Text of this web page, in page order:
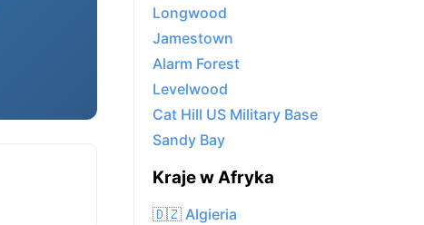
Longwood
Jamestown
Alarm Forest
Levelwood
Cat Hill US Military Base
Sandy Bay
Kraje w Afryka
🇩🇿 Algieria